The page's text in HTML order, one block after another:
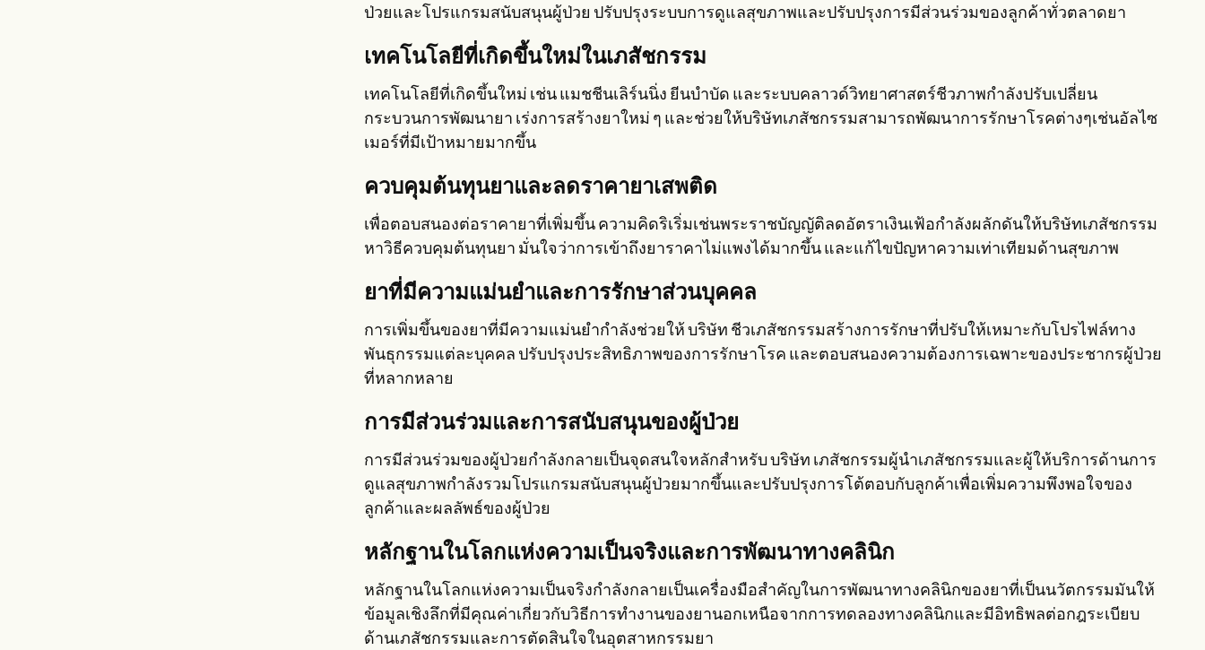
ป่วยและโปรแกรมสนับสนุนผู้ป่วย ปรับปรุงระบบการดูแลสุขภาพและปรับปรุงการมีส่วนร่วมของลูกค้าทั่วตลาดยา
เทคโนโลยีที่เกิดขึ้นใหม่ในเภสัชกรรม
เทคโนโลยีที่เกิดขึ้นใหม่ เช่น แมชชีนเลิร์นนิ่ง ยีนบำบัด และระบบคลาวด์วิทยาศาสตร์ชีวภาพกำลังปรับเปลี่ยน
กระบวนการพัฒนายา เร่งการสร้างยาใหม่ ๆ และช่วยให้บริษัทเภสัชกรรมสามารถพัฒนาการรักษาโรคต่างๆเช่นอัลไซ
เมอร์ที่มีเป้าหมายมากขึ้น
ควบคุมต้นทุนยาและลดราคายาเสพติด
เพื่อตอบสนองต่อราคายาที่เพิ่มขึ้น ความคิดริเริ่มเช่นพระราชบัญญัติลดอัตราเงินเฟ้อกำลังผลักดันให้บริษัทเภสัชกรรม
หาวิธีควบคุมต้นทุนยา มั่นใจว่าการเข้าถึงยาราคาไม่แพงได้มากขึ้น และแก้ไขปัญหาความเท่าเทียมด้านสุขภาพ
ยาที่มีความแม่นยำและการรักษาส่วนบุคคล
การเพิ่มขึ้นของยาที่มีความแม่นยำกำลังช่วยให้ บริษัท ชีวเภสัชกรรมสร้างการรักษาที่ปรับให้เหมาะกับโปรไฟล์ทาง
พันธุกรรมแต่ละบุคคล ปรับปรุงประสิทธิภาพของการรักษาโรค และตอบสนองความต้องการเฉพาะของประชากรผู้ป่วย
ที่หลากหลาย
การมีส่วนร่วมและการสนับสนุนของผู้ป่วย
การมีส่วนร่วมของผู้ป่วยกำลังกลายเป็นจุดสนใจหลักสำหรับ บริษัท เภสัชกรรมผู้นำเภสัชกรรมและผู้ให้บริการด้านการ
ดูแลสุขภาพกำลังรวมโปรแกรมสนับสนุนผู้ป่วยมากขึ้นและปรับปรุงการโต้ตอบกับลูกค้าเพื่อเพิ่มความพึงพอใจของ
ลูกค้าและผลลัพธ์ของผู้ป่วย
หลักฐานในโลกแห่งความเป็นจริงและการพัฒนาทางคลินิก
หลักฐานในโลกแห่งความเป็นจริงกำลังกลายเป็นเครื่องมือสำคัญในการพัฒนาทางคลินิกของยาที่เป็นนวัตกรรมมันให้
ข้อมูลเชิงลึกที่มีคุณค่าเกี่ยวกับวิธีการทำงานของยานอกเหนือจากการทดลองทางคลินิกและมีอิทธิพลต่อกฎระเบียบ
ด้านเภสัชกรรมและการตัดสินใจในอุตสาหกรรมยา